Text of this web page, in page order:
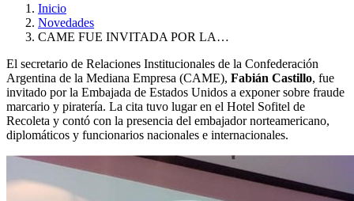
Inicio
Novedades
CAME FUE INVITADA POR LA…
El secretario de Relaciones Institucionales de la Confederación
Argentina de la Mediana Empresa (CAME), Fabián Castillo, fue
invitado por la Embajada de Estados Unidos a exponer sobre fraude
marcario y piratería. La cita tuvo lugar en el Hotel Sofitel de
Recoleta y contó con la presencia del embajador norteamericano,
diplomáticos y funcionarios nacionales e internacionales.